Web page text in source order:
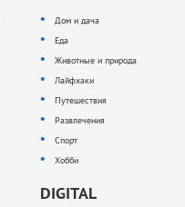
Дом и дача
Еда
Животные и природа
Лайфхаки
Путешествия
Развлечения
Спорт
Хобби
DIGITAL